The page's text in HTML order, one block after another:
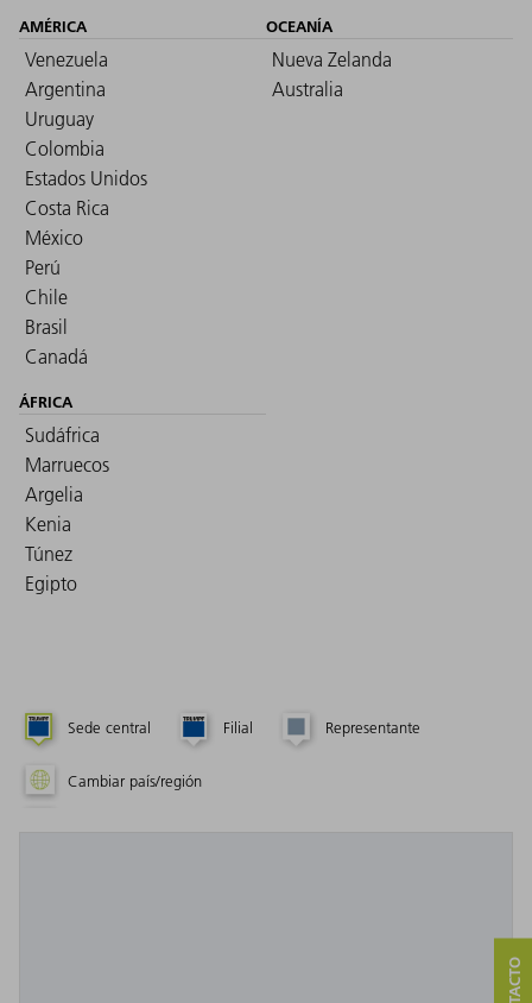
AMÉRICA
Venezuela
Argentina
Uruguay
Colombia
Estados Unidos
Costa Rica
México
Perú
Chile
Brasil
Canadá
OCEANÍA
Nueva Zelanda
Australia
ÁFRICA
Sudáfrica
Marruecos
Argelia
Kenia
Túnez
Egipto
Sede central Filial Representante
Cambiar país/región